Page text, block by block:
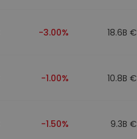
-3.00% 18.6B €
-1.00% 10.8B €
-1.50% 9.3B €